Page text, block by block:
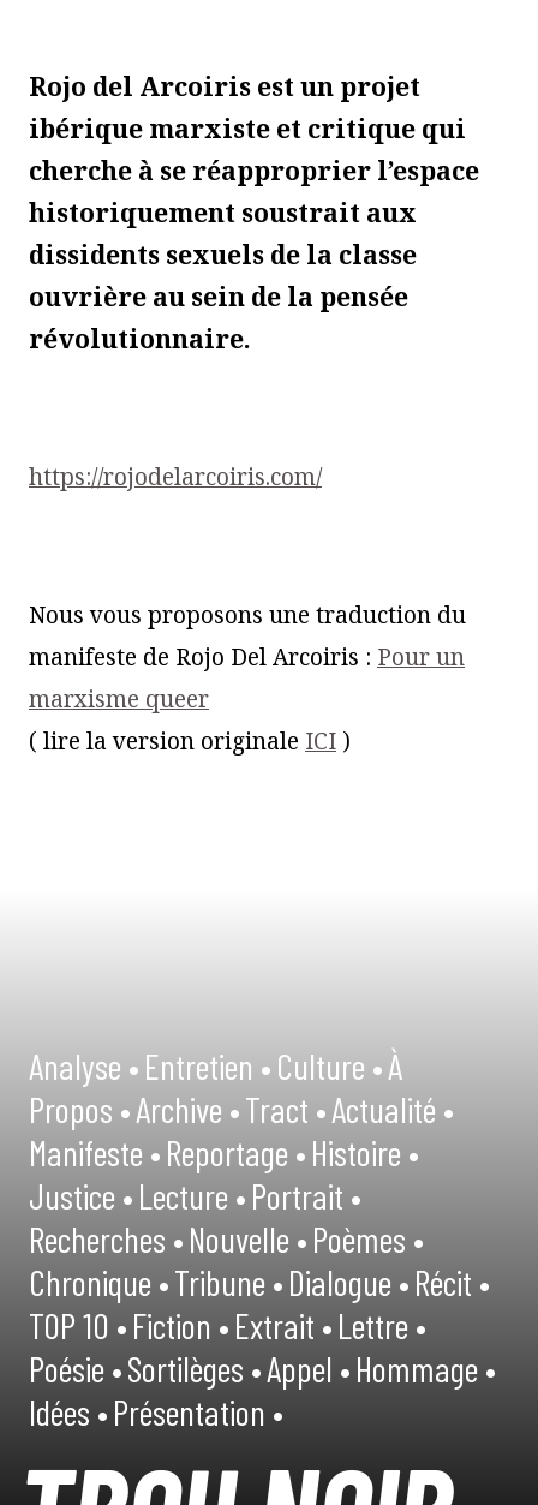
Rojo del Arcoiris est un projet
ibérique marxiste et critique qui
cherche à se réapproprier l’espace
historiquement soustrait aux
dissidents sexuels de la classe
ouvrière au sein de la pensée
révolutionnaire.
https://rojodelarcoiris.com/
Nous vous proposons une traduction du
manifeste de Rojo Del Arcoiris : Pour un
marxisme queer
( lire la version originale ICI )
Analyse •Entretien •Culture •À
Propos •Archive •Tract •Actualité •
Manifeste •Reportage •Histoire •
Justice •Lecture •Portrait •
Recherches •Nouvelle •Poèmes •
Chronique •Tribune •Dialogue •Récit •
TOP 10 •Fiction •Extrait •Lettre •
Poésie •Sortilèges •Appel •Hommage •
Idées •Présentation •